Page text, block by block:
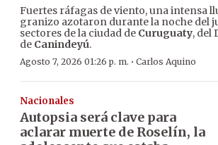
Fuertes ráfagas de viento, una intensa
granizo azotaron durante la noche del
sectores de la ciudad de Curuguaty, del
de Canindeyú.
Agosto 7, 2026 01:26 p. m. · Carlos Aquino
Nacionales
Autopsia será clave para
aclarar muerte de Roselín, la